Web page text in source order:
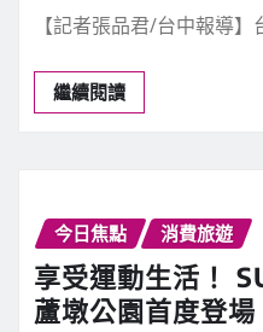
【記者張品君/台中報導
繼續閱讀
今日焦點 消費旅遊
享受運動生活！
蘆墩公園首度登場